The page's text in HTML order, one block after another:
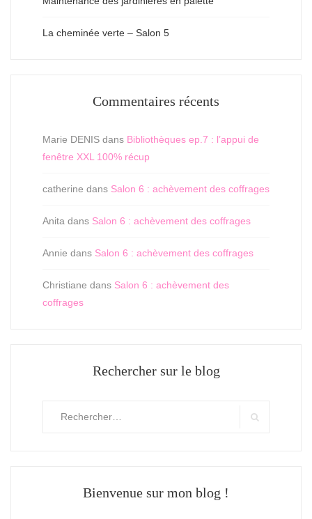
La cheminée verte – Salon 5
Commentaires récents
Marie DENIS dans Bibliothèques ep.7 : l’appui de
fenêtre XXL 100% récup
catherine dans Salon 6 : achèvement des coffrages
Anita dans Salon 6 : achèvement des coffrages
Annie dans Salon 6 : achèvement des coffrages
Christiane dans Salon 6 : achèvement des
coffrages
Rechercher sur le blog
Bienvenue sur mon blog !